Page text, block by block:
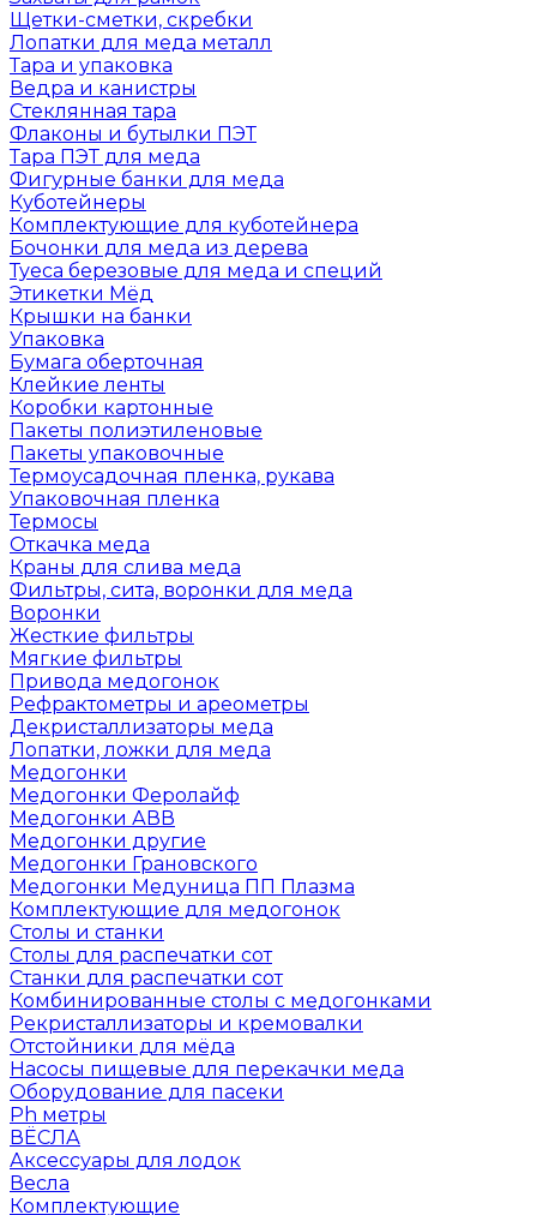
Щетки-сметки, скребки
Лопатки для меда металл
Тара и упаковка
Ведра и канистры
Стеклянная тара
Флаконы и бутылки ПЭТ
Тара ПЭТ для меда
Фигурные банки для меда
Куботейнеры
Комплектующие для куботейнера
Бочонки для меда из дерева
Туеса березовые для меда и специй
Этикетки Мёд
Крышки на банки
Упаковка
Бумага оберточная
Клейкие ленты
Коробки картонные
Пакеты полиэтиленовые
Пакеты упаковочные
Термоусадочная пленка, рукава
Упаковочная пленка
Термосы
Откачка меда
Краны для слива меда
Фильтры, сита, воронки для меда
Воронки
Жесткие фильтры
Мягкие фильтры
Привода медогонок
Рефрактометры и ареометры
Декристаллизаторы меда
Лопатки, ложки для меда
Медогонки
Медогонки Феролайф
Медогонки АВВ
Медогонки другие
Медогонки Грановского
Медогонки Медуница ПП Плазма
Комплектующие для медогонок
Столы и станки
Столы для распечатки сот
Станки для распечатки сот
Комбинированные столы с медогонками
Рекристаллизаторы и кремовалки
Отстойники для мёда
Насосы пищевые для перекачки меда
Оборудование для пасеки
Ph метры
ВЁСЛА
Аксессуары для лодок
Весла
Комплектующие